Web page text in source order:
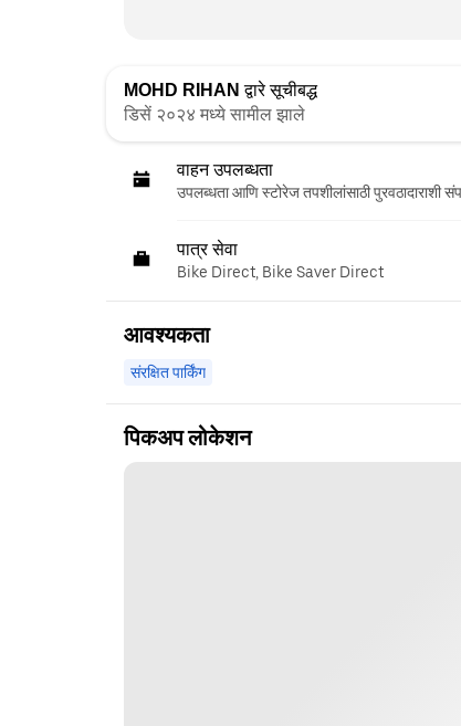
MOHD RIHAN द्वारे सूचीबद्ध
डिसें २०२४ मध्ये सामील झाले
वाहन उपलब्धता
उपलब्धता आणि स्टोरेज तपशीलांसाठी पुरवठादाराशी
पात्र सेवा
Bike Direct, Bike Saver Direct
आवश्यकता
संरक्षित पार्किंग
पिकअप लोकेशन